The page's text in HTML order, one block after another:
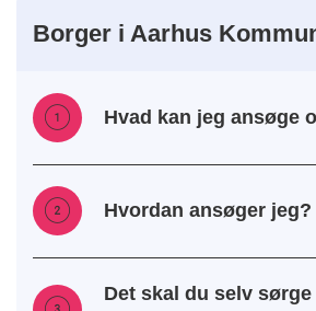
Borger i Aarhus
Hvad kan jeg ansøge
Hvordan ansøger jeg?
Det skal du selv